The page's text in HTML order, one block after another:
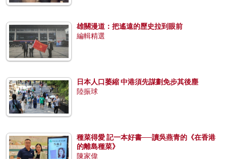
雄關漫道：把遙遠的歷史拉到眼前
編輯精選
日本人口萎縮 中港須先謀劃免步其後塵
陸振球
種菜得愛 記一本好書──讀吳燕青的《在香港
的離島種菜》
陳家偉